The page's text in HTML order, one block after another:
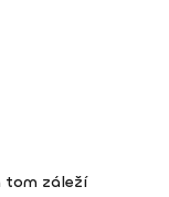
tom záleží